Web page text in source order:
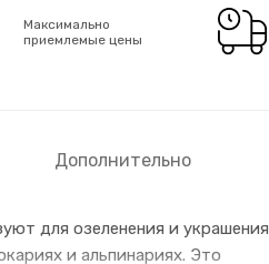
Максимально
приемлемые цены
Дополнительно
для озеленения и украшения
и альпинариях. Это